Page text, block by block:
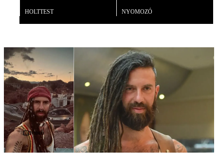
HOLTTEST NYOMOZÓ
Videó